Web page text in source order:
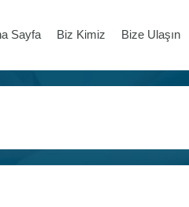
Sayfa Biz Kimiz Bize Ulaşın